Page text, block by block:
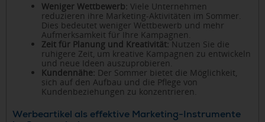
Weniger Wettbewerb: Viele Unternehmen
reduzieren ihre Marketing-Aktivitäten im Sommer.
Dies bedeutet weniger Wettbewerb und mehr
Aufmerksamkeit für Ihre Kampagnen.
Zeit für Planung und Kreativität: Nutzen Sie die
ruhigere Zeit, um kreative Kampagnen zu entwickeln
und neue Ideen auszuprobieren.
Kundennähe: Der Sommer bietet die Möglichkeit,
sich auf den Aufbau und die Pflege von
Kundenbeziehungen zu konzentrieren.
Werbeartikel als effektive Marketing-Instrumente